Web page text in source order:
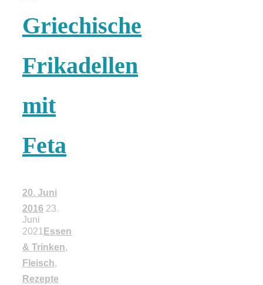
Griechische
Frikadellen
mit
Feta
20. Juni
2016 23.
Juni
2021 Essen
& Trinken,
Fleisch,
Rezepte
München &
Umgebung: